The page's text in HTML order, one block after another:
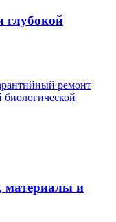
глубокой
ремонт
биологической
материалы и